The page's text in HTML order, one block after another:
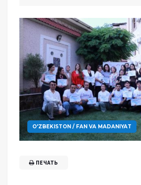
O'ZBEKISTON / FAN VA MADANIYAT
ПЕЧАТЬ